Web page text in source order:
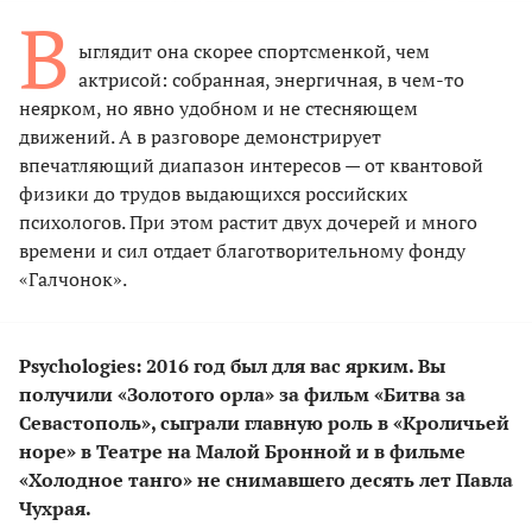
В ыглядит она скорее спортс­менкой, чем
актрисой: собранная, энергичная, в чем-то
неярком, но явно удобном и не стесняющем
движений. А в разговоре демонстрирует
впечатляющий диапазон интересов — от квантовой
физики до трудов выдающихся российских
психологов. При этом растит двух дочерей и много
времени и сил отдает благотворительному фонду
«Галчонок».
Рsychologies: 2016 год был для вас ярким. Вы
получили «Золотого орла» за фильм «Битва за
Севастополь», сыграли главную роль в «Кроличьей
норе» в Театре на Малой Бронной и в фильме
«Холодное танго» не снимавшего десять лет Павла
Чухрая.